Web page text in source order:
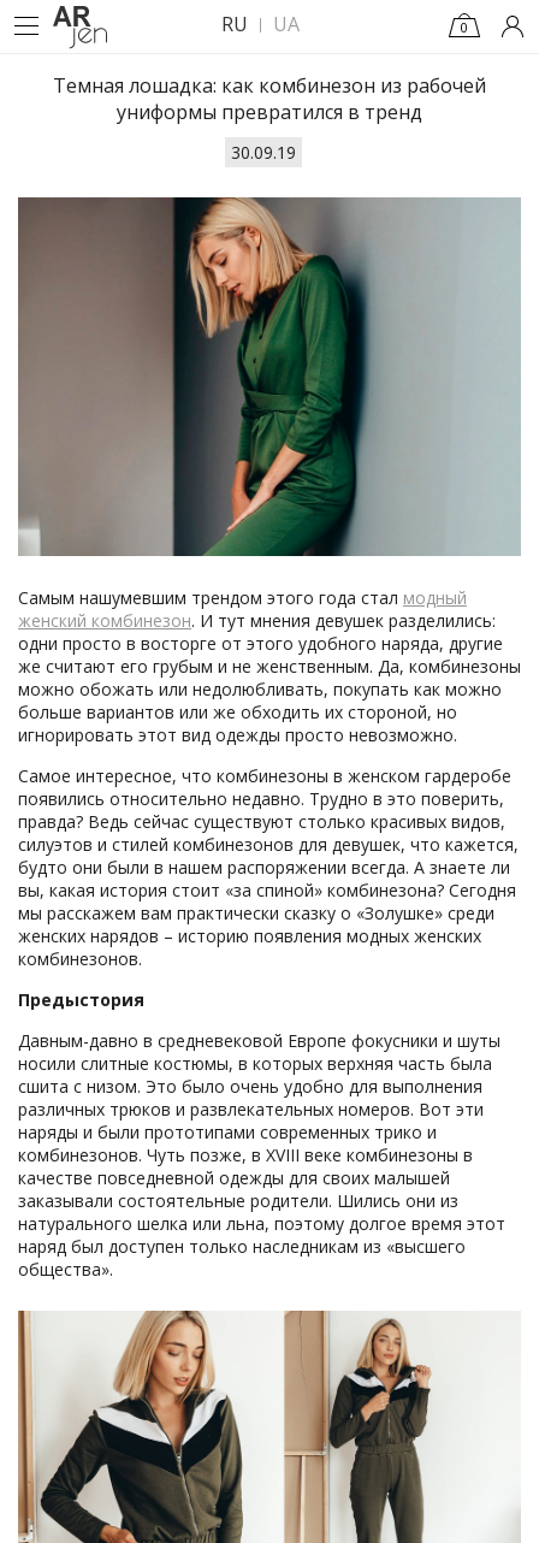
RU UA 0
Темная лошадка: как комбинезон из рабочей
униформы превратился в тренд
30.09.19
Самым нашумевшим трендом этого года стал модный
женский комбинезон. И тут мнения девушек разделились:
одни просто в восторге от этого удобного наряда, другие
же считают его грубым и не женственным. Да, комбинезоны
можно обожать или недолюбливать, покупать как можно
больше вариантов или же обходить их стороной, но
игнорировать этот вид одежды просто невозможно.
Самое интересное, что комбинезоны в женском гардеробе
появились относительно недавно. Трудно в это поверить,
правда? Ведь сейчас существуют столько красивых видов,
силуэтов и стилей комбинезонов для девушек, что кажется,
будто они были в нашем распоряжении всегда. А знаете ли
вы, какая история стоит «за спиной» комбинезона? Сегодня
мы расскажем вам практически сказку о «Золушке» среди
женских нарядов – историю появления модных женских
комбинезонов.
Предыстория
Давным-давно в средневековой Европе фокусники и шуты
носили слитные костюмы, в которых верхняя часть была
сшита с низом. Это было очень удобно для выполнения
различных трюков и развлекательных номеров. Вот эти
наряды и были прототипами современных трико и
комбинезонов. Чуть позже, в XVIII веке комбинезоны в
качестве повседневной одежды для своих малышей
заказывали состоятельные родители. Шились они из
натурального шелка или льна, поэтому долгое время этот
наряд был доступен только наследникам из «высшего
общества».